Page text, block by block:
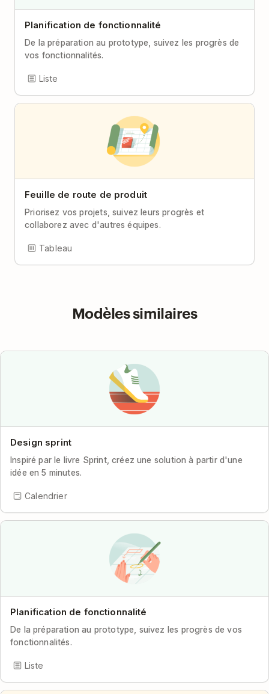
Planification de fonctionnalité
De la préparation au prototype, suivez les progrès de
vos fonctionnalités.
Liste
Feuille de route de produit
Priorisez vos projets, suivez leurs progrès et
collaborez avec d'autres équipes.
Tableau
Modèles similaires
Design sprint
Inspiré par le livre Sprint, créez une solution à partir d'une
idée en 5 minutes.
Calendrier
Planification de fonctionnalité
De la préparation au prototype, suivez les progrès de vos
fonctionnalités.
Liste